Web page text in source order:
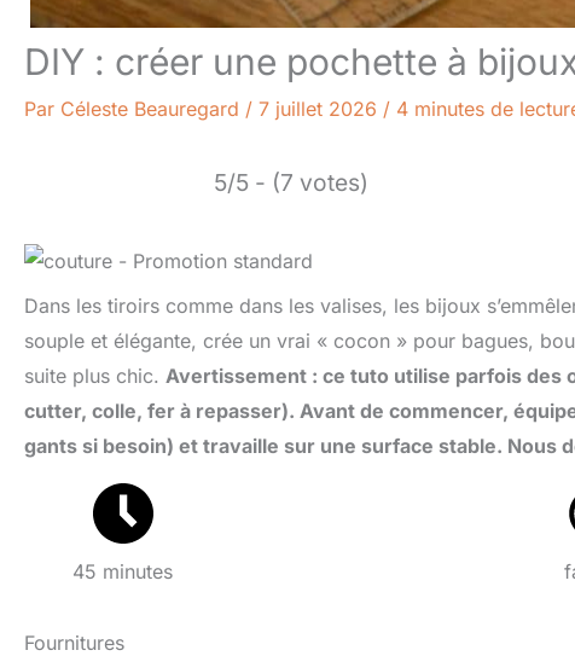
DIY : créer une pochette à
Par Céleste Beauregard / 7 juillet 2026 / 4 minutes de
5/5 - (7 votes)
Dans les tiroirs comme dans les valises, les bijoux
souple et élégante, crée un vrai « cocon » pour bagues,
suite plus chic. Avertissement : ce tuto utilise parfois des
cutter, colle, fer à repasser). Avant de commencer,
gants si besoin) et travaille sur une surface stable. Nous
45 minutes
Fournitures